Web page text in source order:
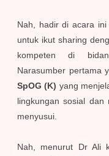
Nah, hadir di acara
untuk ikut sharing
kompeten di
Narasumber pertama
SpOG (K) yang
lingkungan sosial
menyusui.
Nah, menurut Dr Ali